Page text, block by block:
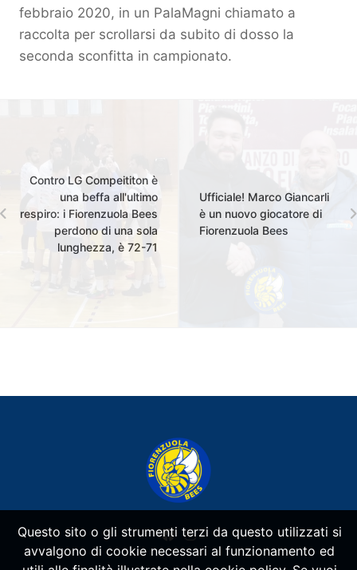
febbraio 2020, in un PalaMagni chiamato a
raccolta per scrollarsi da subito di dosso la
seconda sconfitta in campionato.
Contro LG Compeititon è
una beffa all'ultimo
respiro: i Fiorenzuola Bees
perdono di una sola
lunghezza, è 72-71
Ufficiale! Marco Giancarli
è un nuovo giocatore di
Fiorenzuola Bees
Questo sito o gli strumenti terzi da questo utilizzati si
avvalgono di cookie necessari al funzionamento ed